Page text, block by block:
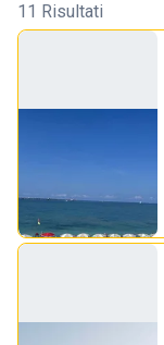
11 Risultati